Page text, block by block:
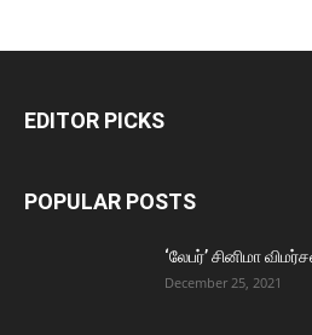
EDITOR PICKS
POPULAR POSTS
‘லேபர்’ சினிமா
December 25, 2021